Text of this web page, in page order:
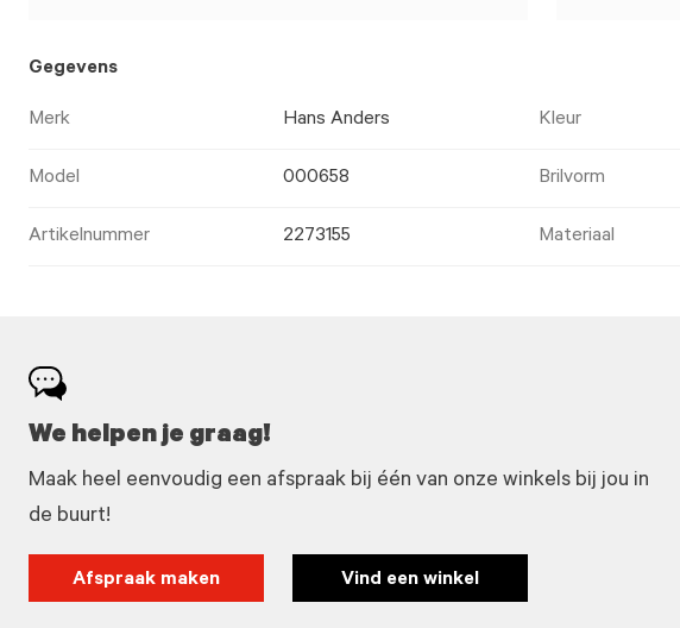
Gegevens
Merk Hans Anders Kleur
Model 000658 Brilvorm
Artikelnummer 2273155 Materiaal
We helpen je graag!
Maak heel eenvoudig een afspraak bij één van onze winkels bij jou in
de buurt!
Afspraak maken Vind een winkel